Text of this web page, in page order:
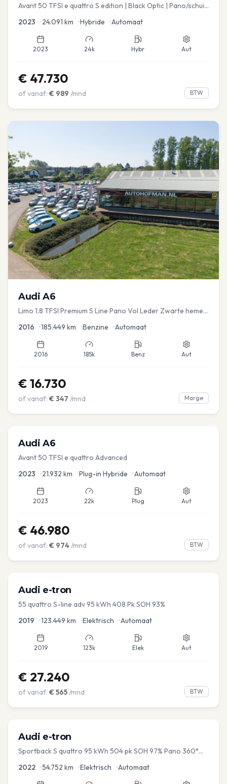
Avant 50 TFSI e quattro S edition | Black Optic | Pano/schuif
2023 •24.091 km •Hybride •Automaat
2023 24k Hybr Aut
€ 47.730
of vanaf: € 989 /mnd BTW
Audi A6
Limo 1.8 TFSI Premium S Line Pano Vol Leder Zwarte hemel
2016 •185.449 km •Benzine •Automaat
2016 185k Benz Aut
€ 16.730
of vanaf: € 347 /mnd Marge
Audi A6
Avant 50 TFSI e quattro Advanced
2023 •21.932 km •Plug-in Hybride •Automaat
2023 22k Plug Aut
€ 46.980
of vanaf: € 974 /mnd BTW
Audi e-tron
55 quattro S-line adv 95 kWh 408 Pk SOH 93%
2019 •123.449 km •Elektrisch •Automaat
2019 123k Elek Aut
€ 27.240
of vanaf: € 565/mnd BTW
Audi e-tron
Sportback S quattro 95 kWh 504 pk SOH 97% Pano 360°
2022 •54.752 km •Elektrisch •Automaat